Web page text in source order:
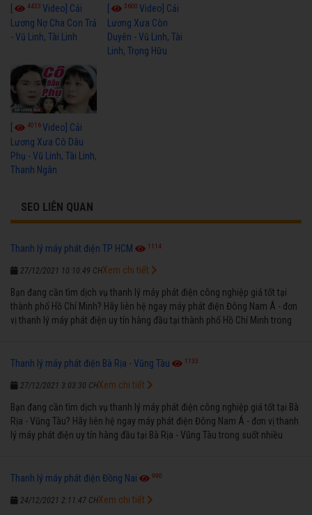
4433 Video] Cải
Lương Nợ Cha Con Trả
- Vũ Linh, Tài Linh
3600Video] Cải
Lương Xưa Còn
Duyên - Vũ Linh, Tài
Linh, Trọng Hữu
[ 4016Video] Cải
Lương Xưa Cô Dâu
Phụ - Vũ Linh, Tài Linh,
Thanh Ngân
SEO LIÊN QUAN
Thanh lý máy phát điện TP HCM 1114
27/12/2021 10:10:49 CH
Bạn đang cần tìm dịch vụ thanh lý máy phát điện công nghiệp giá tốt tại
thành phố Hồ Chí Minh? Hãy liên hệ ngay máy phát điện Đông Nam Á - đơn
vị thanh lý máy phát điện uy tín hàng đầu tại thành phố Hồ Chí Minh trong
Xem chi tiết
Thanh lý máy phát điện Bà Rịa - Vũng Tàu 1133
27/12/2021 3:03:30 CH
Bạn đang cần tìm dịch vụ thanh lý máy phát điện công nghiệp giá tốt tại Bà
Rịa - Vũng Tàu? Hãy liên hệ ngay máy phát điện Đông Nam Á - đơn vị thanh
lý máy phát điện uy tín hàng đầu tại Bà Rịa - Vũng Tàu trong suốt nhiều
Xem chi tiết
Thanh lý máy phát điện Đồng Nai 990
24/12/2021 2:11:47 CHXem chi tiết